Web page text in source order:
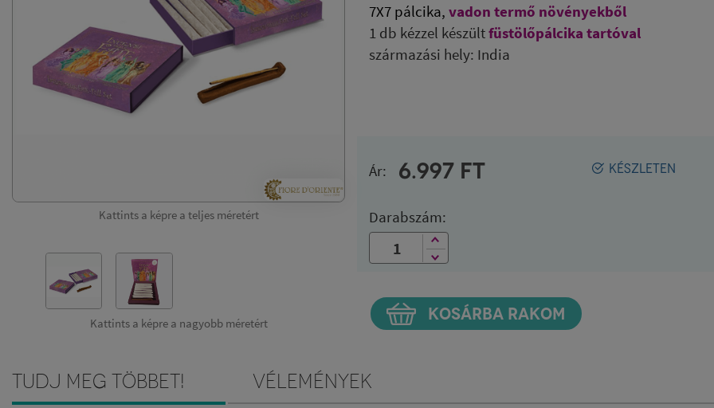
Kattints a képre a teljes méretért
Kattints a képre a nagyobb méretért
7X7 pálcika, vadon termő növényekből
1 db kézzel készültfüstölőpálcika tartóval
származási hely: India
KÉSZLETEN
Ár: 6.997 FT
Darabszám:
KOSÁRBA RAKOM
Tudj meg többet! Vélemények